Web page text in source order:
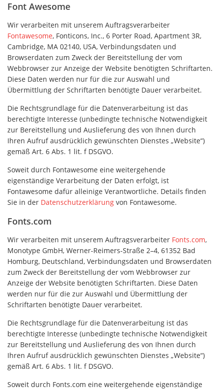
Font Awesome
Wir verarbeiten mit unserem Auftragsverarbeiter
Fontawesome, Fonticons, Inc., 6 Porter Road, Apartment 3R,
Cambridge, MA 02140, USA, Verbindungsdaten und
Browserdaten zum Zweck der Bereitstellung der vom
Webbrowser zur Anzeige der Website benötigten Schriftarten.
Diese Daten werden nur für die zur Auswahl und
Übermittlung der Schriftarten benötigte Dauer verarbeitet.
Die Rechtsgrundlage für die Datenverarbeitung ist das
berechtigte Interesse (unbedingte technische Notwendigkeit
zur Bereitstellung und Auslieferung des von Ihnen durch
Ihren Aufruf ausdrücklich gewünschten Dienstes „Website“)
gemäß Art. 6 Abs. 1 lit. f DSGVO.
Soweit durch Fontawesome eine weitergehende
eigenständige Verarbeitung der Daten erfolgt, ist
Fontawesome dafür alleinige Verantwortliche. Details finden
Sie in der Datenschutzerklärung von Fontawesome.
Fonts.com
Wir verarbeiten mit unserem Auftragsverarbeiter Fonts.com,
Monotype GmbH, Werner-Reimers-Straße 2–4, 61352 Bad
Homburg, Deutschland, Verbindungsdaten und Browserdaten
zum Zweck der Bereitstellung der vom Webbrowser zur
Anzeige der Website benötigten Schriftarten. Diese Daten
werden nur für die zur Auswahl und Übermittlung der
Schriftarten benötigte Dauer verarbeitet.
Die Rechtsgrundlage für die Datenverarbeitung ist das
berechtigte Interesse (unbedingte technische Notwendigkeit
zur Bereitstellung und Auslieferung des von Ihnen durch
Ihren Aufruf ausdrücklich gewünschten Dienstes „Website“)
gemäß Art. 6 Abs. 1 lit. f DSGVO.
Soweit durch Fonts.com eine weitergehende eigenständige